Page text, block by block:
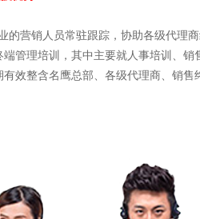
营销人员常驻跟踪，协助各级代理
管理培训，其中主要就人事培训、
效整含名鹰总部、各级代理商、销